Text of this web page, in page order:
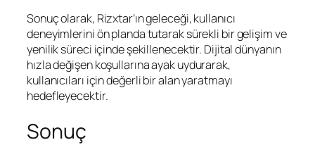
Sonuç olarak, Rizxtar’ın geleceği, kullanıcı
deneyimlerini ön planda tutarak sürekli bir gelişim ve
yenilik süreci içinde şekillenecektir. Dijital dünyanın
hızla değişen koşullarına ayak uydurarak,
kullanıcıları için değerli bir alan yaratmayı
hedefleyecektir.
Sonuç